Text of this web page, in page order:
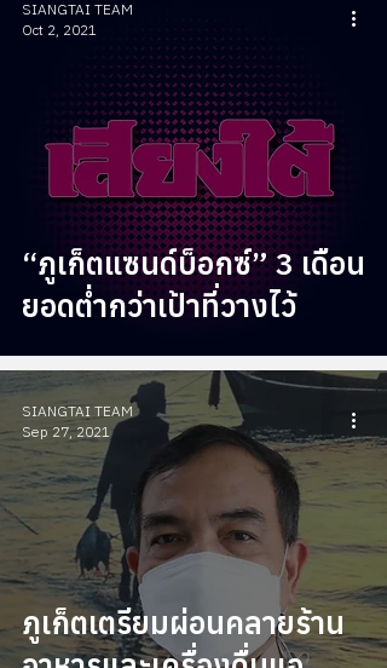
“ภูเก็ตแซนด์บ็อกซ์” 3 เดือน
ยอดต่ำกว่าเป้าที่วางไว้
SIANGTAI TEAM
Oct 2, 2021
ภูเก็ตเตรียมผ่อนคลายร้าน
SIANGTAI TEAM
Sep 27, 2021